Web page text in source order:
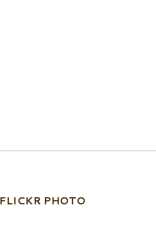
FLICKR PHOTO